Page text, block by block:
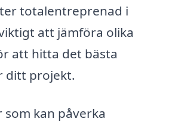
totalentreprenad i
att jämföra olika
att hitta det bästa
ditt projekt.
kan påverka